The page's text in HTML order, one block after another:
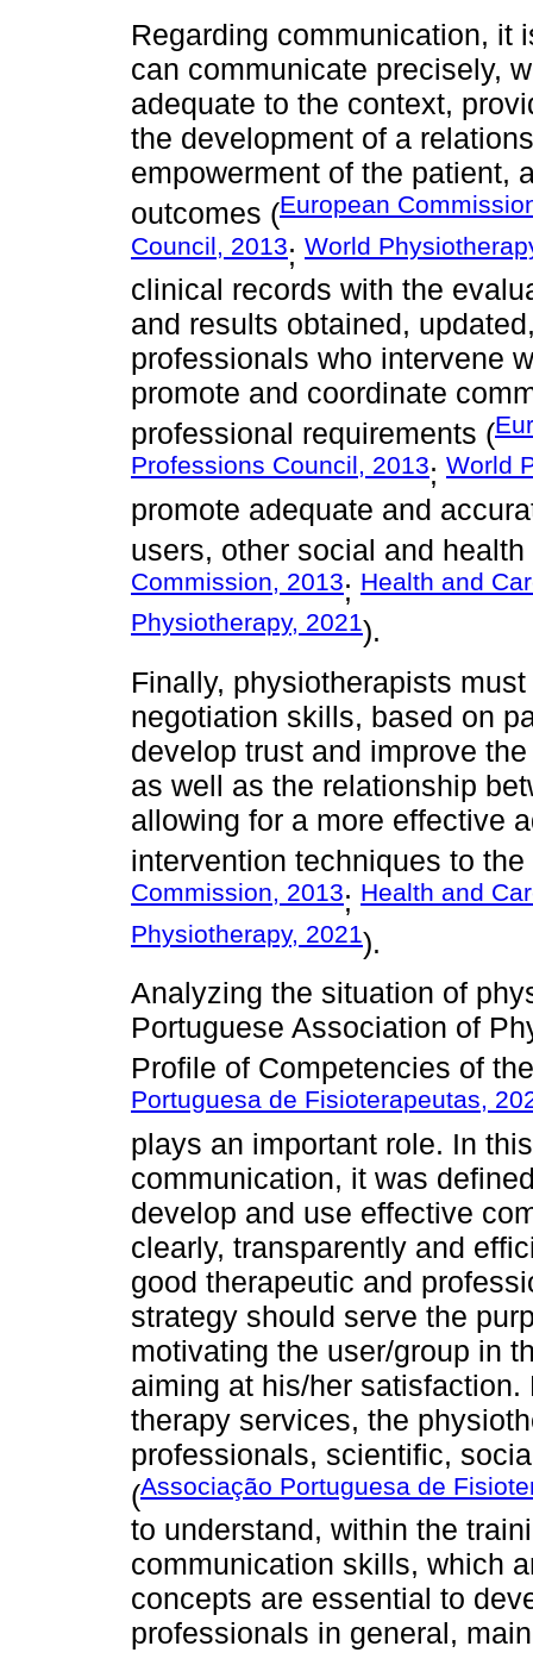
Regarding communication, it
can communicate precisely,
adequate to the context,
the development of a
empowerment of the patient,
outcomes (European
Council, 2013; World
clinical records with the
and results obtained,
professionals who intervene
promote and coordinate
professional requirements (
Professions Council, 2013; World
promote adequate and
users, other social and
Commission, 2013; Health and
Physiotherapy, 2021).
Finally, physiotherapists
negotiation skills, based on
develop trust and improve
as well as the relationship
allowing for a more effective
intervention techniques to
Commission, 2013; Health and
Physiotherapy, 2021).
Analyzing the situation of
Portuguese Association of
Profile of Competencies of
Portuguesa de Fisioterapeutas,
plays an important role. In
communication, it was
develop and use effective
clearly, transparently and
good therapeutic and
strategy should serve the
motivating the user/group in
aiming at his/her
therapy services, the
professionals, scientific,
(Associação Portuguesa de
to understand, within the
communication skills, which
concepts are essential to
professionals in general,